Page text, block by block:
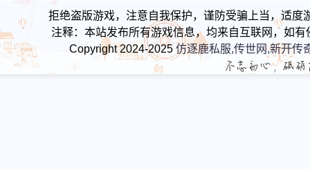
拒绝盗版游戏，注意自我保护，谨防受骗上当，适
注释：本站发布所有游戏信息，均来自互联网，如
Copyright 2024-2025仿逐鹿私服,传世网,新开传